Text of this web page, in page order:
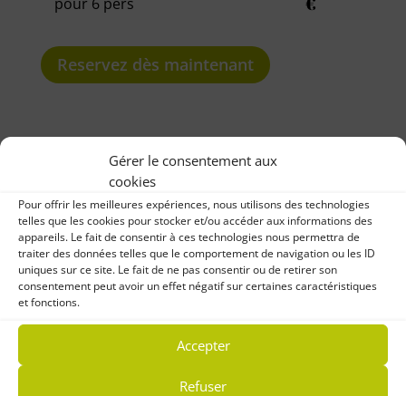
Gérer le consentement aux
cookies
Pour offrir les meilleures expériences, nous utilisons des technologies
telles que les cookies pour stocker et/ou accéder aux informations des
appareils. Le fait de consentir à ces technologies nous permettra de
traiter des données telles que le comportement de navigation ou les ID
uniques sur ce site. Le fait de ne pas consentir ou de retirer son
consentement peut avoir un effet négatif sur certaines caractéristiques
et fonctions.
Accepter
Refuser
Reservez dès maintenant
Découvrez tous nos modèles de mobile-
home